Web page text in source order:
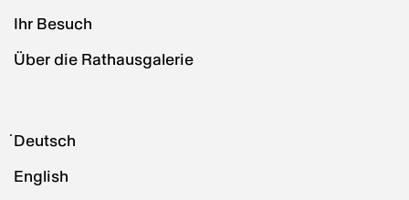
Ihr Besuch
Über die Rathausgalerie
Deutsch
English